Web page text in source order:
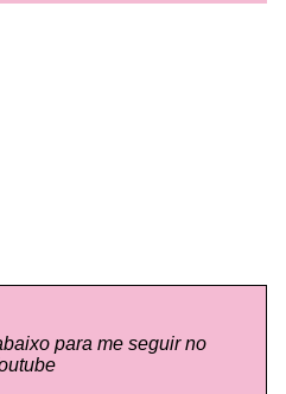
para me seguir no